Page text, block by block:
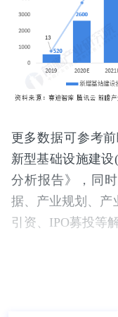
更多数据可参考
新型基础设施建
分析报告》，同
据、产业规划、产
引资、IPO募投等